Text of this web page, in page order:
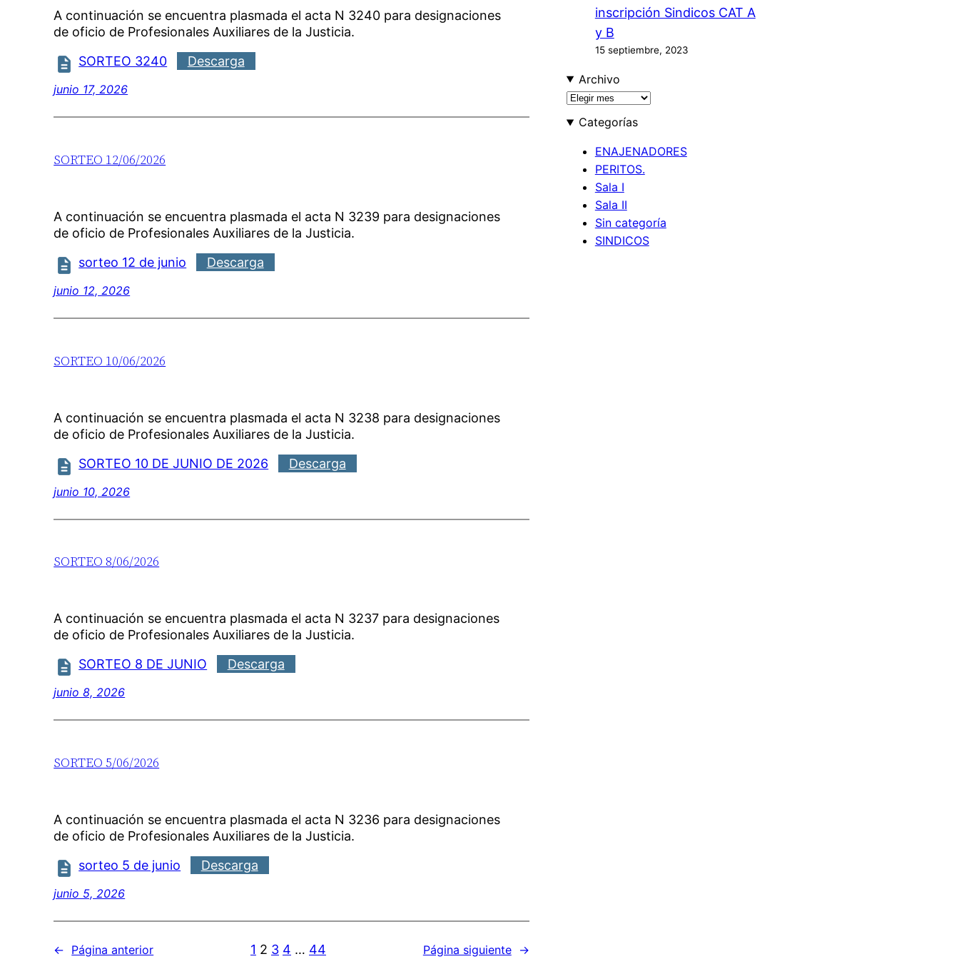
A continuación se encuentra plasmada el acta N 3240 para designaciones
de oficio de Profesionales Auxiliares de la Justicia.
SORTEO 3240
Descarga
junio 17, 2026
SORTEO 12/06/2026
A continuación se encuentra plasmada el acta N 3239 para designaciones
de oficio de Profesionales Auxiliares de la Justicia.
sorteo 12 de junio
Descarga
junio 12, 2026
SORTEO 10/06/2026
A continuación se encuentra plasmada el acta N 3238 para designaciones
de oficio de Profesionales Auxiliares de la Justicia.
SORTEO 10 DE JUNIO DE 2026
Descarga
junio 10, 2026
SORTEO 8/06/2026
A continuación se encuentra plasmada el acta N 3237 para designaciones
de oficio de Profesionales Auxiliares de la Justicia.
SORTEO 8 DE JUNIO
Descarga
junio 8, 2026
SORTEO 5/06/2026
A continuación se encuentra plasmada el acta N 3236 para designaciones
de oficio de Profesionales Auxiliares de la Justicia.
sorteo 5 de junio
Descarga
junio 5, 2026
← Página anterior 1 2 3 4 … 44 Página siguiente →
inscripción Sindicos CAT A
y B
15 septiembre, 2023
Archivo
A
Categorías
ENAJENADORES
PERITOS.
Sala I
Sala II
Sin categoría
SINDICOS